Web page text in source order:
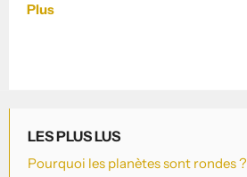
Plus
LES PLUS LUS
Pourquoi les planètes sont rondes ?